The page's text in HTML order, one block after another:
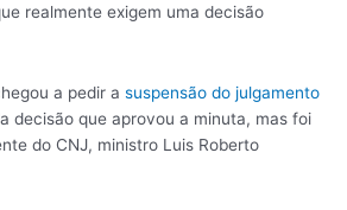
realmente exigem uma decisão
a pedir a suspensão do julgamento
decisão que aprovou a minuta, mas foi
do CNJ, ministro Luis Roberto